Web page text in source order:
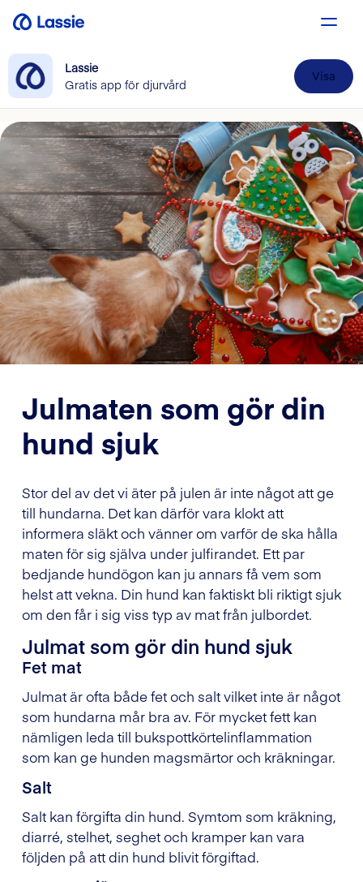
Lassie
Gratis app för djurvård
Visa
Julmaten som gör din
hund sjuk
Stor del av det vi äter på julen är inte något att ge
till hundarna. Det kan därför vara klokt att
informera släkt och vänner om varför de ska hålla
maten för sig själva under julfirandet. Ett par
bedjande hundögon kan ju annars få vem som
helst att vekna. Din hund kan faktiskt bli riktigt sjuk
om den får i sig viss typ av mat från julbordet.
Julmat som gör din hund sjuk
Fet mat
Julmat är ofta både fet och salt vilket inte är något
som hundarna mår bra av. För mycket fett kan
nämligen leda till bukspottkörtelinflammation
som kan ge hunden magsmärtor och kräkningar.
Salt
Salt kan förgifta din hund. Symtom som kräkning,
diarré, stelhet, seghet och kramper kan vara
följden på att din hund blivit förgiftad.